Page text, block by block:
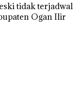
tidak terjadwal
Ogan Ilir